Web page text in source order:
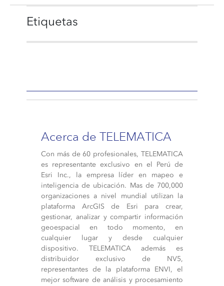
Etiquetas
Acerca de TELEMATICA
Con más de 60 profesionales, TELEMATICA
es representante exclusivo en el Perú de
Esri Inc., la empresa líder en mapeo e
inteligencia de ubicación. Mas de 700,000
organizaciones a nivel mundial utilizan la
plataforma ArcGIS de Esri para crear,
gestionar, analizar y compartir información
geoespacial en todo momento, en
cualquier lugar y desde cualquier
dispositivo. TELEMATICA además es
distribuidor exclusivo de NV5,
representantes de la plataforma ENVI, el
mejor software de análisis y procesamiento